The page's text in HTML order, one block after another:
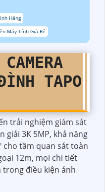
Hãng
Máy Tính Giá Rẻ
TAPO
trải nghiệm giám sát
3K 5MP, khả năng
cho tầm quan sát toàn
12m, mọi chi tiết
trong điều kiện ánh